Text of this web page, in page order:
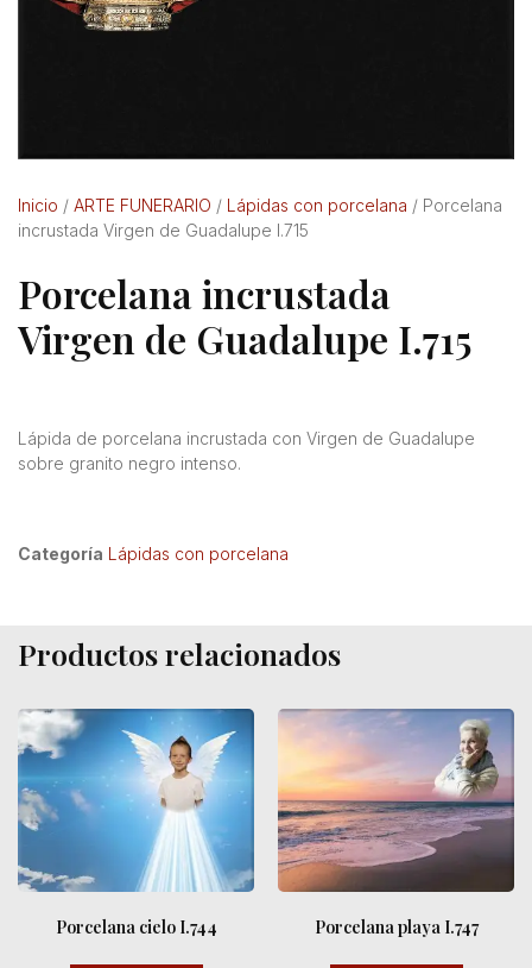
Inicio / ARTE FUNERARIO / Lápidas con porcelana / Porcelana
incrustada Virgen de Guadalupe I.715
Porcelana incrustada
Virgen de Guadalupe I.715
Lápida de porcelana incrustada con Virgen de Guadalupe
sobre granito negro intenso.
Categoría Lápidas con porcelana
Productos relacionados
Porcelana cielo I.744 Porcelana playa I.747